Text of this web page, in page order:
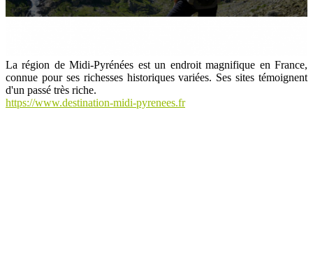
La région de Midi-Pyrénées est un endroit magnifique en France,
connue pour ses richesses historiques variées. Ses sites témoignent
d'un passé très riche.
https://www.destination-midi-pyrenees.fr